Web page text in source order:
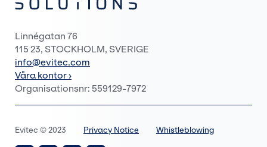
Linnégatan 76
115 23, STOCKHOLM, SVERIGE
info@evitec.com
Våra kontor ›
Organisationsnr: 559129-7972
Evitec © 2023 Privacy Notice Whistleblowing